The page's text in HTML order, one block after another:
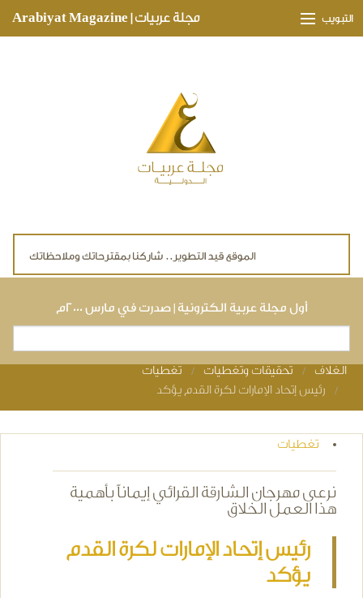
مجلة عربيات | Arabiyat Magazine التبويب
أول مجلة عربية الكترونية | صدرت في مارس ٢٠٠٠م
You are here
الغلاف تحقيقات وتغطيات
تغطيات
رئيس إتحاد الإمارات لكرة القدم يؤكد
تغطيات
نرعى مهرجان الشارقة القرائي إيماناً بأهمية
هذا العمل الخلاق
رئيس إتحاد الإمارات لكرة القدم
يؤكد